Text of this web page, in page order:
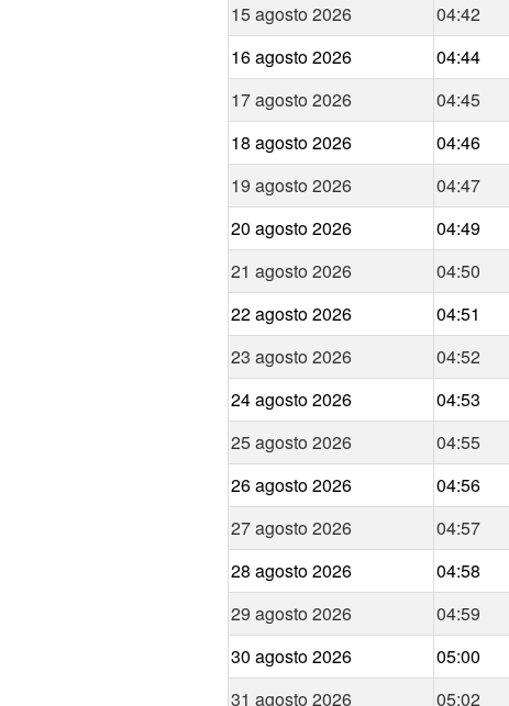
15 agosto 2026
04:42
16 agosto 2026
04:44
17 agosto 2026
04:45
18 agosto 2026
04:46
19 agosto 2026
04:47
20 agosto 2026
04:49
21 agosto 2026
04:50
22 agosto 2026
04:51
23 agosto 2026
04:52
24 agosto 2026
04:53
25 agosto 2026
04:55
26 agosto 2026
04:56
27 agosto 2026
04:57
28 agosto 2026
04:58
29 agosto 2026
04:59
30 agosto 2026
05:00
31 agosto 2026
05:02